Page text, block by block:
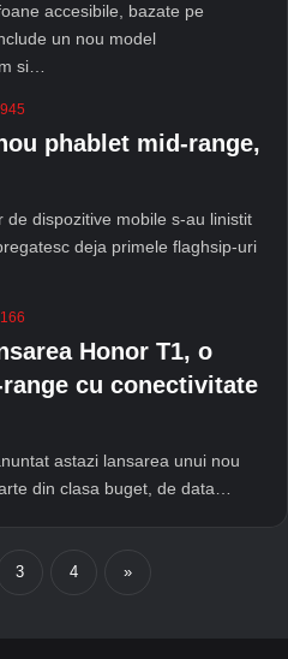
accesibile, bazate pe
un nou model
si…
phablet mid-range,
dispozitive mobile s-au linistit
deja primele flaghsip-uri
Honor T1, o
cu conectivitate
astazi lansarea unui nou
din clasa buget, de data…
3 4 »